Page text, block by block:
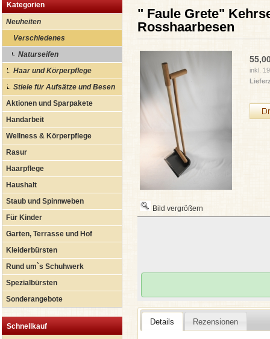
Kategorien
Neuheiten
Verschiedenes
Naturseifen
Haar und Körperpflege
Stiele für Aufsätze und Besen
Aktionen und Sparpakete
Handarbeit
Wellness & Körperpflege
Rasur
Haarpflege
Haushalt
Staub und Spinnweben
Für Kinder
Garten, Terrasse und Hof
Kleiderbürsten
Rund um`s Schuhwerk
Spezialbürsten
Sonderangebote
Schnellkauf
" Faule Grete"
Rosshaarbesen
Bild vergrößern
inkl.
Details Rezensionen